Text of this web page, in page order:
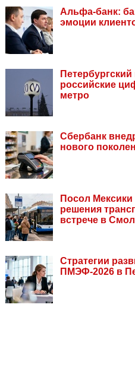
Альфа-банк:
эмоции
российские
метро
Сбербанк
нового
Посол
решения
встрече в
Стратегии
ПМЭФ-2026 в